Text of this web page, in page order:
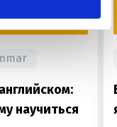
научиться